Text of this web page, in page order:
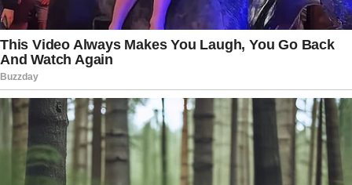
fique bem”, escreveu Kayky, reforçando seu
compromisso de permanecer ao lado da mãe e
da irmã.
A manifestação ocorre em um contexto de
grande atenção pública voltada para a família
Bezerra. Nos últimos dias, diferentes
acontecimentos passaram a ocupar espaço nas